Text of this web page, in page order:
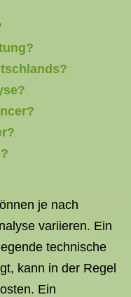
je nach
variieren. Ein
technische
kann in der Regel
Ein